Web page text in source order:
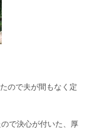
ので夫が間もなく定
付いた、厚